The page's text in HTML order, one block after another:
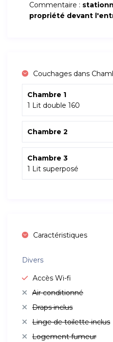
Commentaire :
propriété devant
Couchages dans
Chambre 1
1 Lit double 160
Chambre 2
Chambre 3
1 Lit superposé
Caractéristiques
Divers
Accès Wi-fi
Air conditionné
Draps inclus
Linge de toilette inclus
Logement fumeur